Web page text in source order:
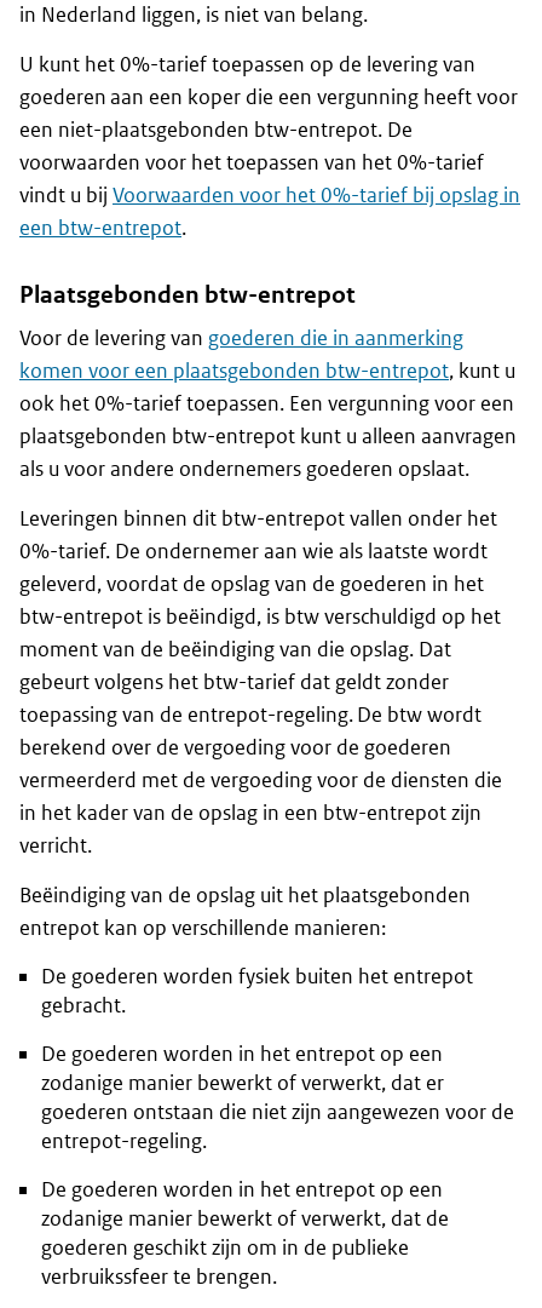
in Nederland liggen, is niet van belang.
U kunt het 0%-tarief toepassen op de levering van
goederen aan een koper die een vergunning heeft voor
een niet-plaatsgebonden btw-entrepot. De
voorwaarden voor het toepassen van het 0%-tarief
vindt u bij Voorwaarden voor het 0%-tarief bij opslag in
een btw-entrepot.
Plaatsgebonden btw-entrepot
Voor de levering van goederen die in aanmerking
komen voor een plaatsgebonden btw-entrepot, kunt u
ook het 0%-tarief toepassen. Een vergunning voor een
plaatsgebonden btw-entrepot kunt u alleen aanvragen
als u voor andere ondernemers goederen opslaat.
Leveringen binnen dit btw-entrepot vallen onder het
0%-tarief. De ondernemer aan wie als laatste wordt
geleverd, voordat de opslag van de goederen in het
btw-entrepot is beëindigd, is btw verschuldigd op het
moment van de beëindiging van die opslag. Dat
gebeurt volgens het btw-tarief dat geldt zonder
toepassing van de entrepot-regeling. De btw wordt
berekend over de vergoeding voor de goederen
vermeerderd met de vergoeding voor de diensten die
in het kader van de opslag in een btw-entrepot zijn
verricht.
Beëindiging van de opslag uit het plaatsgebonden
entrepot kan op verschillende manieren:
De goederen worden fysiek buiten het entrepot
gebracht.
De goederen worden in het entrepot op een
zodanige manier bewerkt of verwerkt, dat er
goederen ontstaan die niet zijn aangewezen voor de
entrepot-regeling.
De goederen worden in het entrepot op een
zodanige manier bewerkt of verwerkt, dat de
goederen geschikt zijn om in de publieke
verbruikssfeer te brengen.